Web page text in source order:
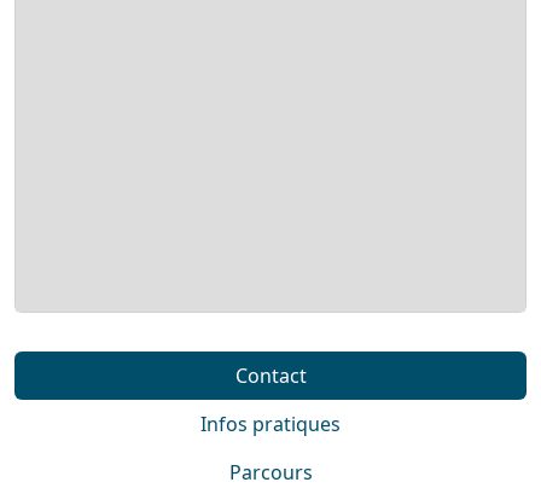
Contact
Infos pratiques
Parcours